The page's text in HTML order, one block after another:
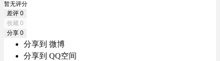
暂无评分
差评 0
收藏 0
分享 0
分享到 微博
分享到 QQ空间